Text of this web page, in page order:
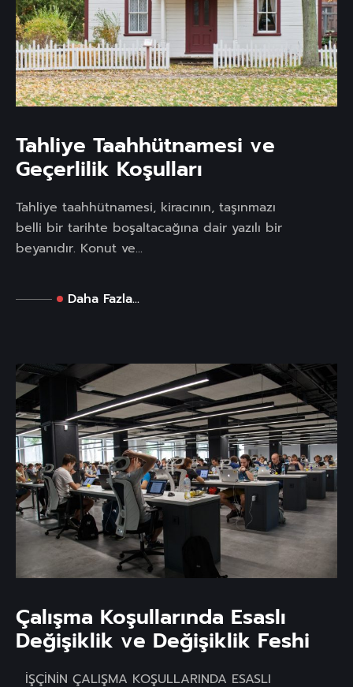
Tahliye Taahhütnamesi ve
Geçerlilik Koşulları
Tahliye taahhütnamesi, kiracının, taşınmazı
belli bir tarihte boşaltacağına dair yazılı bir
beyanıdır. Konut ve...
Daha Fazla...
Çalışma Koşullarında Esaslı
Değişiklik ve Değişiklik Feshi
İŞÇİNİN ÇALIŞMA KOŞULLARINDA ESASLI